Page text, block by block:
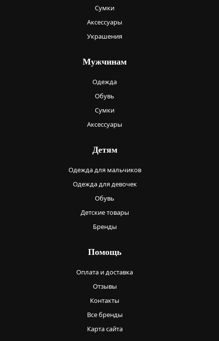
Сумки
Аксессуары
Украшения
Мужчинам
Одежда
Обувь
Сумки
Аксессуары
Детям
Одежда для мальчиков
Одежда для девочек
Обувь
Детские товары
Бренды
Помощь
Оплата и доставка
Отзывы
Контакты
Все бренды
Карта сайта